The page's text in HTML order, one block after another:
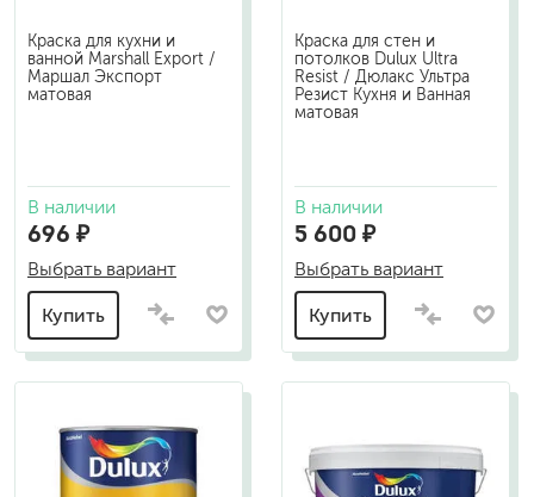
Краска для кухни и
ванной Marshall Export /
Маршал Экспорт
матовая
В наличии
696 ₽
Выбрать вариант
Купить
Краска для стен и
потолков Dulux Ultra
Resist / Дюлакс Ультра
Резист Кухня и Ванная
матовая
В наличии
5 600 ₽
Выбрать вариант
Купить